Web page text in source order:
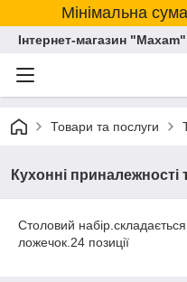
Мінімальна
Інтернет-магазин "Maxam"
Товари та послуги
Кухонні приналежності
Столовий
ложечок.24 позиції